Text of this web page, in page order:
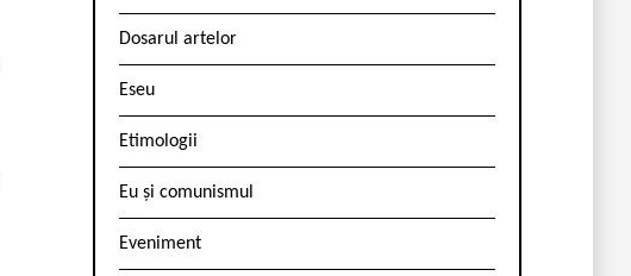
Dosarul artelor
Eseu
Etimologii
Eu și comunismul
Eveniment